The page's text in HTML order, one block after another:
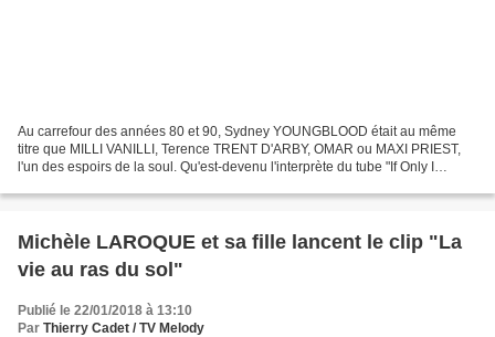
Au carrefour des années 80 et 90, Sydney YOUNGBLOOD était au même
titre que MILLI VANILLI, Terence TRENT D'ARBY, OMAR ou MAXI PRIEST,
l'un des espoirs de la soul. Qu'est-devenu l'interprète du tube "If Only I
Michèle LAROQUE et sa fille lancent le clip "La
vie au ras du sol"
Publié le 22/01/2018 à 13:10
Par Thierry Cadet / TV Melody